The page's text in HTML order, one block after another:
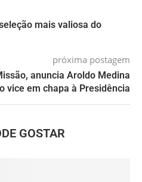
mais valiosa do
próxima postagem
anuncia Aroldo Medina
vice em chapa à Presidência
GOSTAR